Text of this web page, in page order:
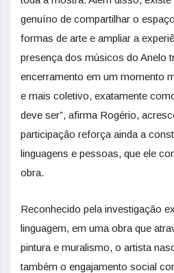
genuíno de compartilhar o
formas de arte e ampliar a
presença dos músicos do Anelo
encerramento em um momento
e mais coletivo, exatamente
deve ser”, afirma Rogério,
participação reforça ainda a
linguagens e pessoas, que ele
obra.
Reconhecido pela investigação
linguagem, em uma obra que
pintura e muralismo, o artista
também o engajamento social